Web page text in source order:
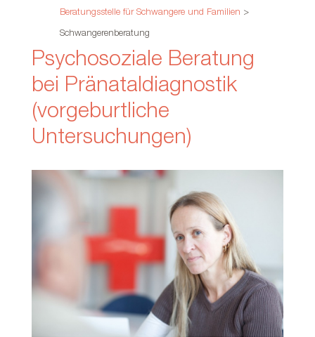
Beratungsstelle für Schwangere und Familien >
Schwangerenberatung
Psychosoziale Beratung
bei Pränataldiagnostik
(vorgeburtliche
Untersuchungen)